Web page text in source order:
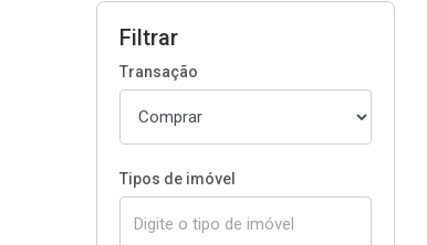
Filtrar
Transação
Tipos de imóvel